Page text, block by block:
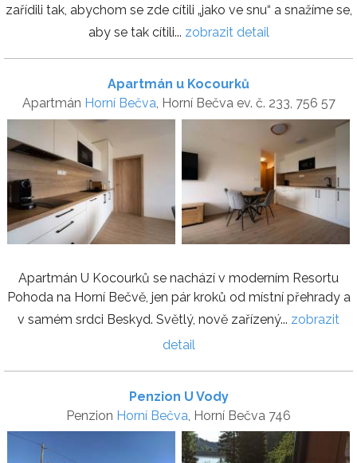
zařídili tak, abychom se zde cítili „jako ve snu“ a snažíme se,
aby se tak cítili... zobrazit detail
Apartmán u Kocourků
Apartmán Horní Bečva, Horní Bečva ev. č. 233, 756 57
Apartmán U Kocourků se nachází v moderním Resortu
Pohoda na Horní Bečvě, jen pár kroků od místní přehrady a
v samém srdci Beskyd. Světlý, nově zařízený... zobrazit
detail
Penzion U Vody
Penzion Horní Bečva , Horní Bečva 746